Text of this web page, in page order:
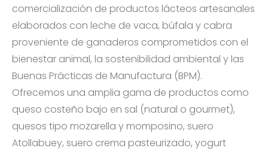
comercialización de productos lácteos artesanales
elaborados con leche de vaca, búfala y cabra
proveniente de ganaderos comprometidos con el
bienestar animal, la sostenibilidad ambiental y las
Buenas Prácticas de Manufactura (BPM).
Ofrecemos una amplia gama de productos como
queso costeño bajo en sal (natural o gourmet),
quesos tipo mozarella y momposino, suero
Atollabuey, suero crema pasteurizado, yogurt